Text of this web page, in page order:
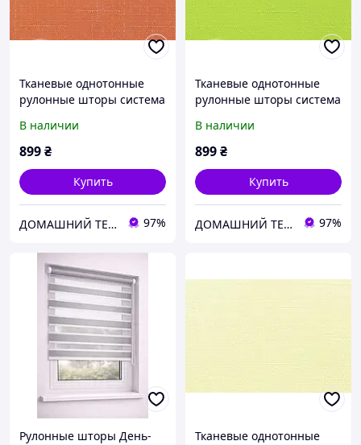
Тканевые однотонные
рулонные шторы система
под лен терракотовый
В наличии
899₴
Купить
ДОМАШНИЙ ТЕКСТИЛЬ - уют и комфорт в Вашем доме 97%
Тканевые однотонные
рулонные шторы система
под лен салатовый
В наличии
899₴
Купить
ДОМАШНИЙ ТЕКСТИЛЬ - уют и комфорт в Вашем доме 97%
Рулонные шторы День-
Тканевые однотонные